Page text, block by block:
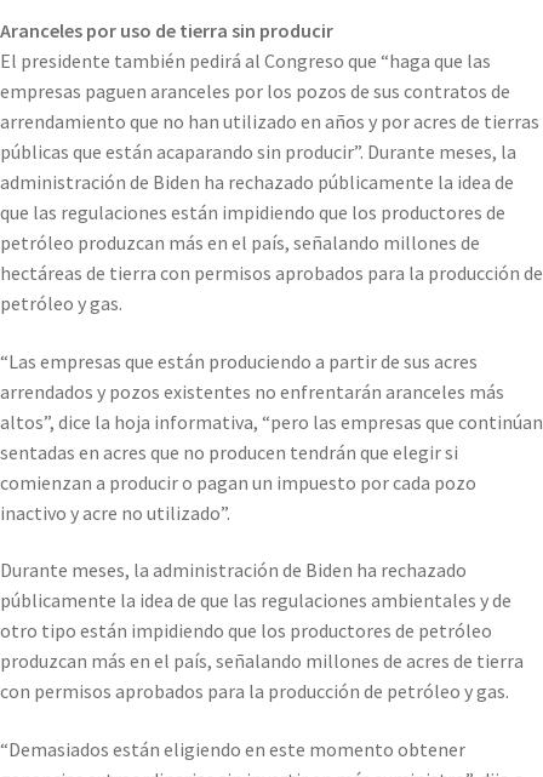
Aranceles por uso de tierra sin producir
El presidente también pedirá al Congreso que “haga que las
empresas paguen aranceles por los pozos de sus contratos de
arrendamiento que no han utilizado en años y por acres de tierras
públicas que están acaparando sin producir”. Durante meses, la
administración de Biden ha rechazado públicamente la idea de
que las regulaciones están impidiendo que los productores de
petróleo produzcan más en el país, señalando millones de
hectáreas de tierra con permisos aprobados para la producción de
petróleo y gas.
“Las empresas que están produciendo a partir de sus acres
arrendados y pozos existentes no enfrentarán aranceles más
altos”, dice la hoja informativa, “pero las empresas que continúan
sentadas en acres que no producen tendrán que elegir si
comienzan a producir o pagan un impuesto por cada pozo
inactivo y acre no utilizado”.
Durante meses, la administración de Biden ha rechazado
públicamente la idea de que las regulaciones ambientales y de
otro tipo están impidiendo que los productores de petróleo
produzcan más en el país, señalando millones de acres de tierra
con permisos aprobados para la producción de petróleo y gas.
“Demasiados están eligiendo en este momento obtener